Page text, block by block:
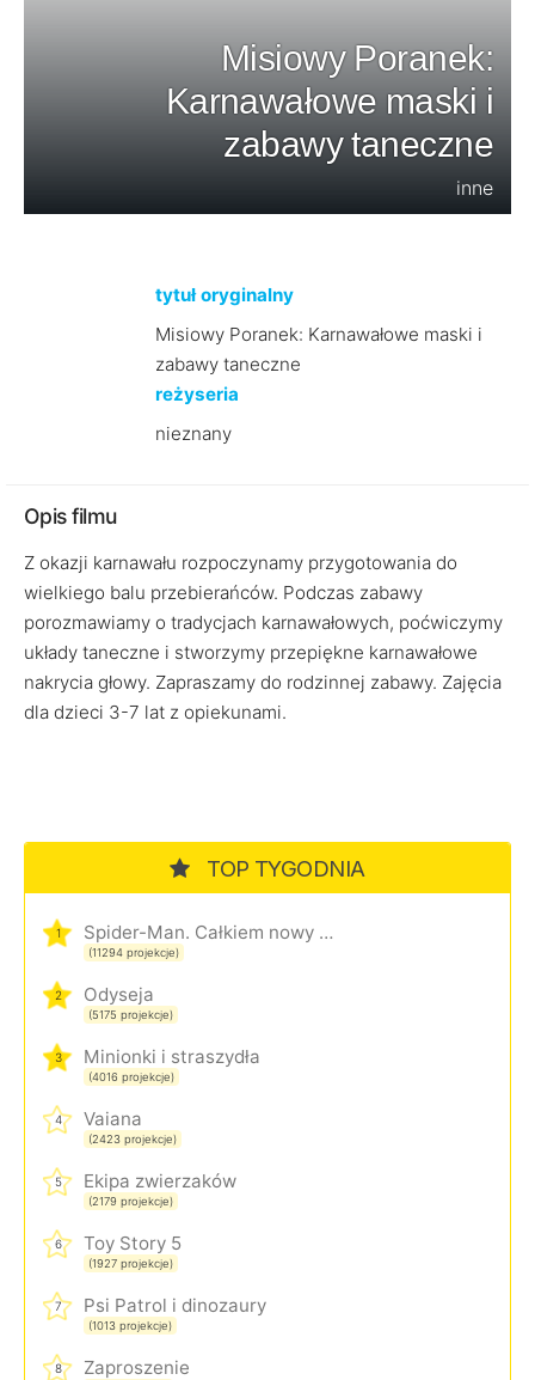
Misiowy Poranek:
Karnawałowe maski i
zabawy taneczne
inne
tytuł oryginalny
Misiowy Poranek: Karnawałowe maski i
zabawy taneczne
reżyseria
nieznany
Opis filmu
Z okazji karnawału rozpoczynamy przygotowania do
wielkiego balu przebierańców. Podczas zabawy
porozmawiamy o tradycjach karnawałowych, poćwiczymy
układy taneczne i stworzymy przepiękne karnawałowe
nakrycia głowy. Zapraszamy do rodzinnej zabawy. Zajęcia
dla dzieci 3-7 lat z opiekunami.
TOP TYGODNIA
1 Spider-Man. Całkiem nowy dzień
(11294 projekcje)
2 Odyseja
(5175 projekcje)
3 Minionki i straszydła
(4016 projekcje)
4 Vaiana
(2423 projekcje)
5 Ekipa zwierzaków
(2179 projekcje)
6 Toy Story 5
(1927 projekcje)
7 Psi Patrol i dinozaury
(1013 projekcje)
8 Zaproszenie